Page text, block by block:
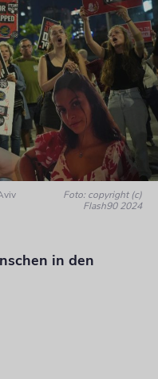
Foto: copyright (c)
Flash90 2024
in den